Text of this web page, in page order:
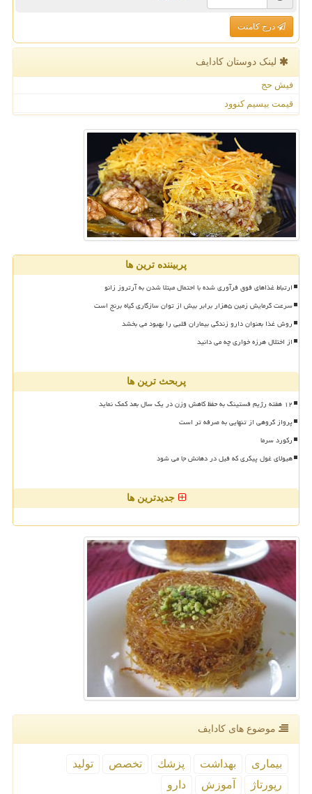
درج کامنت
لینک دوستان كادایف
فیش حج
قیمت بیسیم کنوود
پربیننده ترین ها
ارتباط غذاهای فوق فرآوری شده با احتمال مبتلا شدن به آرتروز زانو
سرعت گرمایش زمین ۵هزار برابر بیش از توان سازگاری گیاه برنج است
روش غذا بعنوان دارو زندگی بیماران قلبی را بهبود می بخشد
از اختلال هرزه خواری چه می دانید
پربحث ترین ها
۱۲ هفته رژیم فستینگ به حفظ کاهش وزن در یک سال بعد کمک نماید
پرواز گروهی از تنهایی به صرفه تر است
رکورد سرما
هیولای غول پیکری که فیل در دهانش جا می شود
جدیدترین ها
موضوع های كادایف
بیماری بهداشت پزشك تخصص
تولید
رپورتاژ
آموزش دارو